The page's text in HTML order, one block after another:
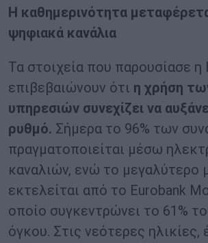
Η καθημερινότητα
ψηφιακά κανάλια
Τα στοιχεία που παρουσίασε η
επιβεβαιώνουν ότι η χρήση
υπηρεσιών συνεχίζει να
ρυθμό. Σήμερα το 96% των
πραγματοποιείται μέσω
καναλιών, ενώ το μεγαλύτερο
εκτελείται από το Eurobank
οποίο συγκεντρώνει το 61%
όγκου. Στις νεότερες